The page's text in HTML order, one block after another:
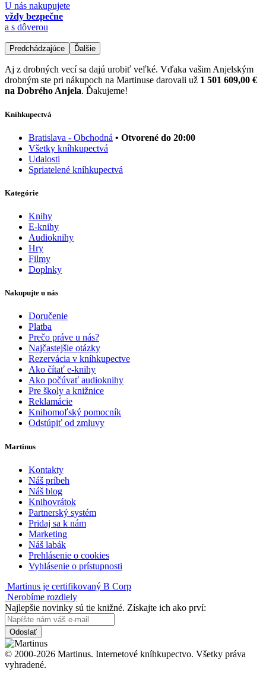
U nás nakupujete
vždy bezpečne
a s dôverou
Predchádzajúce Ďalšie
Aj z drobných vecí sa dajú urobiť veľké. Vďaka vašim Anjelským
drobným ste pri nákupoch na Martinuse darovali už 1 501 609,00 €
na Dobrého Anjela. Ďakujeme!
Kníhkupectvá
Bratislava - Obchodná • Otvorené do 20:00
Všetky kníhkupectvá
Udalosti
Spriatelené kníhkupectvá
Kategórie
Knihy
E-knihy
Audioknihy
Hry
Filmy
Doplnky
Nakupujte u nás
Doručenie
Platba
Prečo práve u nás?
Najčastejšie otázky
Rezervácia v kníhkupectve
Ako čítať e-knihy
Ako počúvať audioknihy
Pre školy a knižnice
Reklamácie
Knihomoľský pomocník
Odstúpiť od zmluvy
Martinus
Kontakty
Náš príbeh
Náš blog
Knihovrátok
Partnerský systém
Pridaj sa k nám
Marketing
Náš labák
Prehlásenie o cookies
Vyhlásenie o prístupnosti
Martinus je certifikovaný B Corp
Nerobíme rozdiely
Najlepšie novinky sú tie knižné. Získajte ich ako prví:
Odoslať
© 2000-2026 Martinus. Internetové kníhkupectvo. Všetky práva
vyhradené.